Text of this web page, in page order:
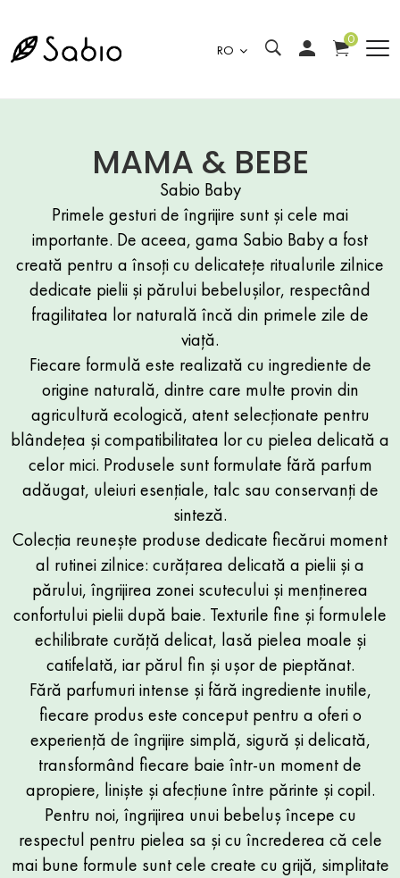
RO
0
MAMA & BEBE
Sabio Baby
Primele gesturi de îngrijire sunt și cele mai
importante. De aceea, gama Sabio Baby a fost
creată pentru a însoți cu delicatețe ritualurile zilnice
dedicate pielii și părului bebelușilor, respectând
fragilitatea lor naturală încă din primele zile de
viață.
Fiecare formulă este realizată cu ingrediente de
origine naturală, dintre care multe provin din
agricultură ecologică, atent selecționate pentru
blândețea și compatibilitatea lor cu pielea delicată a
celor mici. Produsele sunt formulate fără parfum
adăugat, uleiuri esențiale, talc sau conservanți de
sinteză.
Colecția reunește produse dedicate fiecărui moment
al rutinei zilnice: curățarea delicată a pielii și a
părului, îngrijirea zonei scutecului și menținerea
confortului pielii după baie. Texturile fine și formulele
echilibrate curăță delicat, lasă pielea moale și
catifelată, iar părul fin și ușor de pieptănat.
Fără parfumuri intense și fără ingrediente inutile,
fiecare produs este conceput pentru a oferi o
experiență de îngrijire simplă, sigură și delicată,
transformând fiecare baie într-un moment de
apropiere, liniște și afecțiune între părinte și copil.
Pentru noi, îngrijirea unui bebeluș începe cu
respectul pentru pielea sa și cu încrederea că cele
mai bune formule sunt cele create cu grijă, simplitate